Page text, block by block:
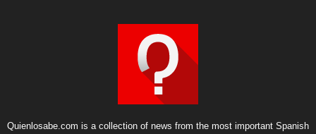
Quienlosabe.com is a collection of news from the most important Spanish